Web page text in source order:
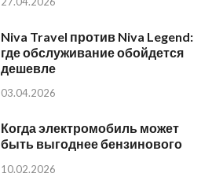
Niva Travel против Niva Legend:
где обслуживание обойдется
дешевле
03.04.2026
Когда электромобиль может
быть выгоднее бензинового
10.02.2026